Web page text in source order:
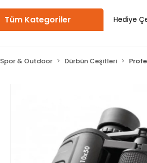
Tüm Kategoriler Hediye
Spor & Outdoor Dürbün Ceşitleri